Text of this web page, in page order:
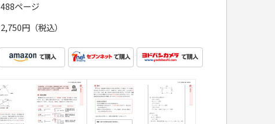
488ページ
2,750円（税込）